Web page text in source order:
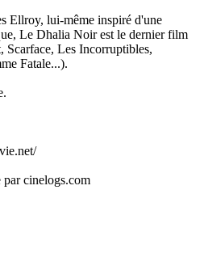
Ellroy, lui-même inspiré d'une
Le Dhalia Noir est le dernier film
Les Incorruptibles,
Fatale...).
par cinelogs.com